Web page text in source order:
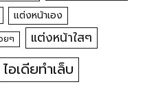
แต่งหน้าเอง
ยๆ แต่งหน้าใสๆ
ไอเดียทำเล็บ